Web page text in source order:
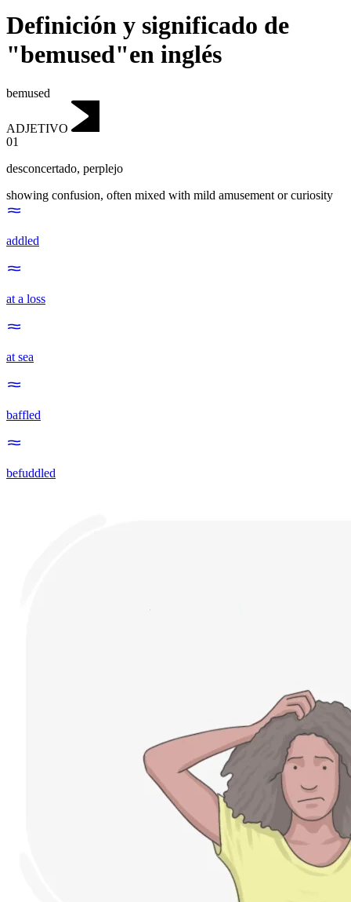
Definición y significado de
"bemused"en inglés
bemused
ADJETIVO
01
desconcertado, perplejo
showing confusion, often mixed with mild amusement or curiosity
addled
at a loss
at sea
baffled
befuddled